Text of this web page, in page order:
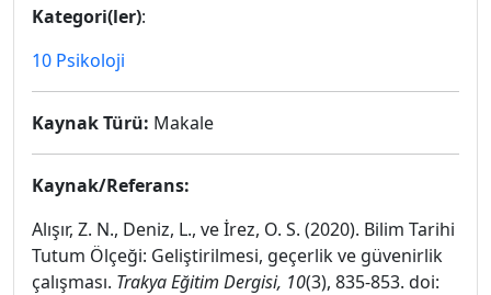
Kategori(ler):
10 Psikoloji
Kaynak Türü: Makale
Kaynak/Referans:
Alışır, Z. N., Deniz, L., ve İrez, O. S. (2020). Bilim Tarihi
Tutum Ölçeği: Geliştirilmesi, geçerlik ve güvenirlik
çalışması. Trakya Eğitim Dergisi, 10(3), 835-853. doi: